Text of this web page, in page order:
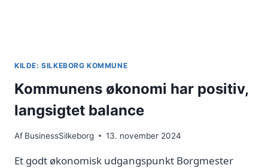
KILDE: SILKEBORG KOMMUNE
Kommunens økonomi har positiv,
langsigtet balance
Af BusinessSilkeborg 13. november 2024
Et godt økonomisk udgangspunkt Borgmester